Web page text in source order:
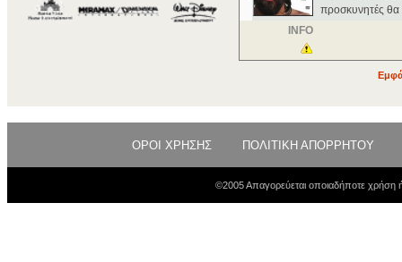
προσκυνητές θα
INFO
ΟΡΟΙ ΧΡΗΣΗΣ ΠΟΛΙΤΙΚΗ ΑΠΟΡΡΗΤΟΥ
©2005 Απαγορεύεται οποιαδήποτε χρήση